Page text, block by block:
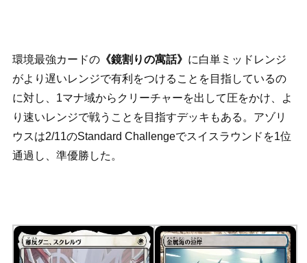
環境最強カードの《鏡割りの寓話》 に白単ミッドレンジ
がより遅いレンジで有利をつけることを目指しているの
に対し、1マナ域からクリーチャーを出して圧をかけ、よ
り速いレンジで戦うことを目指すデッキもある。アゾリ
ウスは2/11のStandard Challengeでスイスラウンドを1位
通過し、準優勝した。